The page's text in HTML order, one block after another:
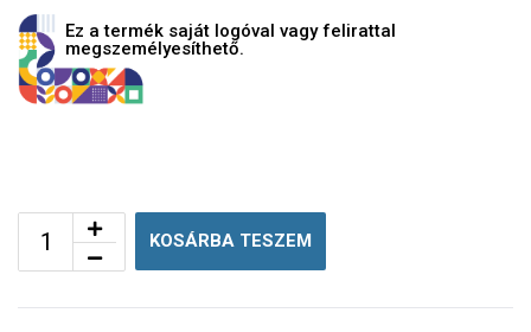
Ez a termék saját logóval vagy felirattal
megszemélyesíthető.
KOSÁRBA TESZEM